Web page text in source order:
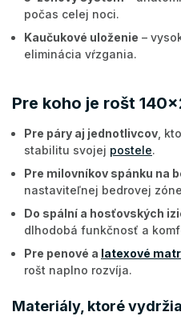
počas celej noci.
Kaučukové uloženie –
eliminácia vŕzgania.
Pre koho je rošt
Pre páry aj jednotlivcov ,
stabilitu svojej postele.
Pre milovníkov spánku na
nastaviteľnej bedrovej
Do spální a hosťovských
dlhodobá funkčnosť a
Pre penové a latexové
rošt naplno rozvíja.
Materiály, ktoré